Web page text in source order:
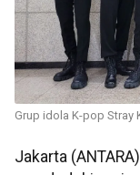
Grup idola K-pop Stray
Jakarta